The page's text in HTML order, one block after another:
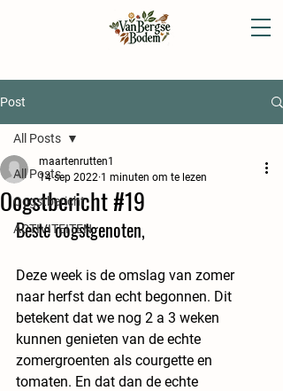
Post
All Posts
Oogstbericht
ACTIVITEITEN
All Posts
Oogstbericht #19
maartenrutten1
14 sep 2022 1 minuten om te lezen
Beste oogstgenoten,
Deze week is de omslag van zomer
naar herfst dan echt begonnen. Dit
betekent dat we nog 2 a 3 weken
kunnen genieten van de echte
zomergroenten als courgette en
tomaten. En dat dan de echte